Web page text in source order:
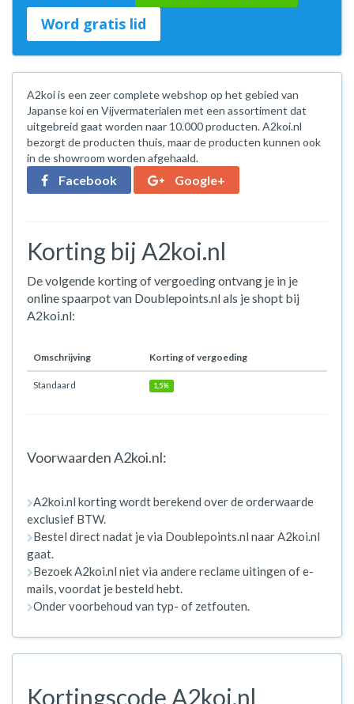
Word gratis lid
A2koi is een zeer complete webshop op het gebied van
Japanse koi en Vijvermaterialen met een assortiment dat
uitgebreid gaat worden naar 10.000 producten. A2koi.nl
bezorgt de producten thuis, maar de producten kunnen ook
in de showroom worden afgehaald.
Facebook Google+
Korting bij A2koi.nl
De volgende korting of vergoeding ontvang je in je
online spaarpot van Doublepoints.nl als je shopt bij
A2koi.nl:
Omschrijving Korting of vergoeding
Standaard 1,5%
Voorwaarden A2koi.nl:
A2koi.nl korting wordt berekend over de orderwaarde
exclusief BTW.
Bestel direct nadat je via Doublepoints.nl naar A2koi.nl
gaat.
Bezoek A2koi.nl niet via andere reclame uitingen of e-
mails, voordat je besteld hebt.
Onder voorbehoud van typ- of zetfouten.
Kortingscode A2koi.nl